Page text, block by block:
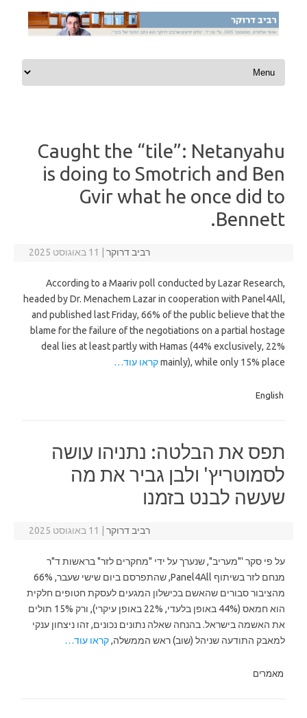
Skip to content
Caught the “tile”: Netanyahu
is doing to Smotrich and Ben
Gvir what he once did to
Bennett.
רביב דרוקר 11 באוגוסט 2025
According to a Maariv poll conducted by Lazar Research,
headed by Dr. Menachem Lazar in cooperation with Panel4All,
and published last Friday, 66% of the public believe that the
blame for the failure of the negotiations on a partial hostage
deal lies at least partly with Hamas (44% exclusively, 22%
mainly), while only 15% placeקראו עוד…
English
תפס את הבלטה: נתניהו עושה
לסמוטריץ' ולבן גביר את מה
שעשה לבנט בזמנו
רביב דרוקר 11 באוגוסט 2025
על פי סקר '"מעריב", שנערך על ידי "מחקרים לזר" בראשות ד"ר
מנחם לזר בשיתוף Panel4All, שהתפרסם ביום שישי שעבר, 66%
מהציבור סבורים שהאשם בכישלון המגעים לעסקת חטופים חלקית
הוא חמאס (44% באופן בלעדי, 22% באופן עיקרי), ורק 15% תולים
את האשמה בישראל. בהנחה שאלה נתונים נכונים, זהו ניצחון ענקי
למאבק התודעה שניהל (שוב) ראש הממשלה,קראו עוד…
מאמרים